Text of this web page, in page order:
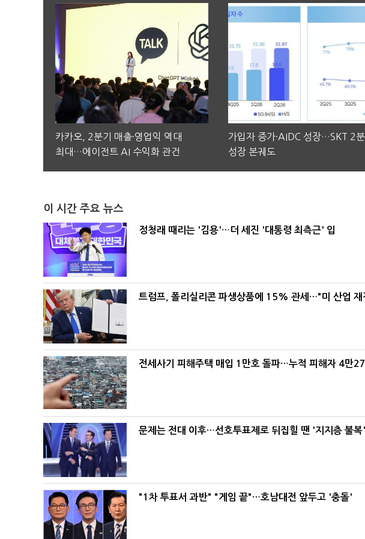
카카오, 2분기 매출·영업익 역대
최대…에이전트 AI 수익화 관건
가입자 증가·AIDC 성장…SKT 2분
성장 본궤도
이 시간 주요 뉴스
정청래 때리는 '김용'…더 세진 '대통령 최측근' 입
트럼프, 폴리실리콘 파생상품에 15% 관세…"미 산업 재
전세사기 피해주택 매입 1만호 돌파…누적 피해자 4만
문제는 전대 이후…선호투표제로 뒤집힐 땐 '지지층 불복'
"1차 투표서 과반" "게임 끝"…호남대전 앞두고 '충돌'